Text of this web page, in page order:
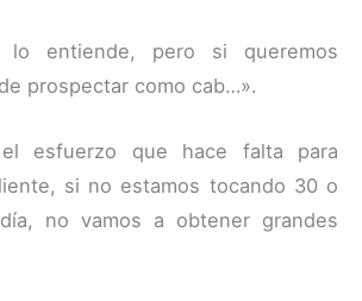
entiende, pero si queremos
prospectar como cab…».
esfuerzo que hace falta para
si no estamos tocando 30 o
no vamos a obtener grandes